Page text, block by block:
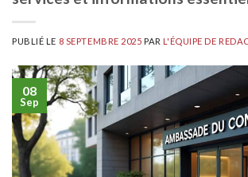
PUBLIÉ LE 8 SEPTEMBRE 2025 PARL'ÉQUIPE DE
08
Sep